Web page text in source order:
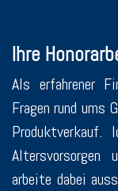
Ihre
Als erfahrener
Fragen rund ums
Produktverkauf.
Altersvorsorgen
arbeite dabei